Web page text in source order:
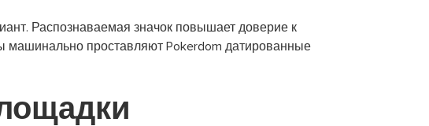
Распознаваемая значок повышает доверие к
проставляют Pokerdom датированные